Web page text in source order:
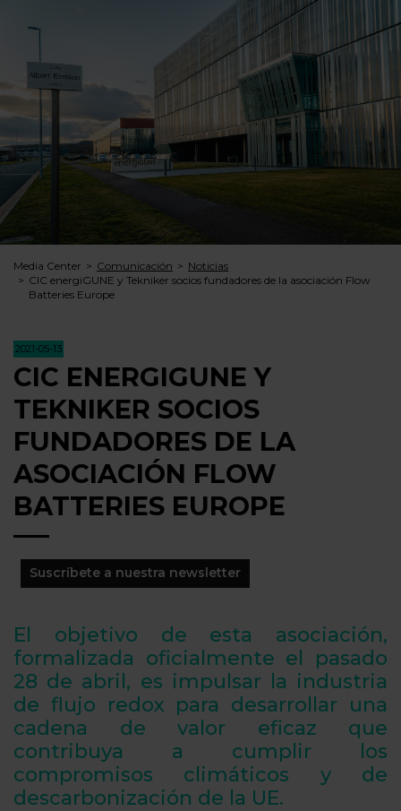
Media Center Comunicación
Noticias
CIC energiGUNE y Tekniker socios fundadores de la asociación Flow
Batteries Europe
2021-05-13
CIC ENERGIGUNE Y
TEKNIKER SOCIOS
FUNDADORES DE LA
ASOCIACIÓN FLOW
BATTERIES EUROPE
Suscríbete a nuestra newsletter
El objetivo de esta asociación,
formalizada oficialmente el pasado
28 de abril, es impulsar la industria
de flujo redox para desarrollar una
cadena de valor eficaz que
contribuya a cumplir los
compromisos climáticos y de
descarbonización de la UE.